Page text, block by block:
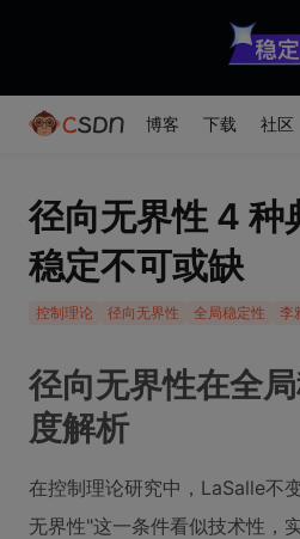
博客 下载 社区
径向无界性 4
稳定不可或缺
控制理论 径向无界性 全局稳定性 李
径向无界性在全
度解析
在控制理论研究中，LaSalle不
无界性"这一条件看似技术性，